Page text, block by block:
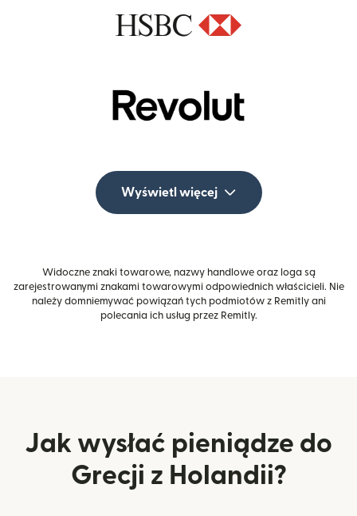
Wyświetl więcej
Widoczne znaki towarowe, nazwy handlowe oraz loga są
zarejestrowanymi znakami towarowymi odpowiednich właścicieli. Nie
należy domniemywać powiązań tych podmiotów z Remitly ani
polecania ich usług przez Remitly.
Jak wysłać pieniądze do
Grecji z Holandii?